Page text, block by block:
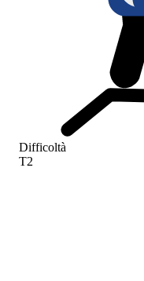
Difficoltà
T2